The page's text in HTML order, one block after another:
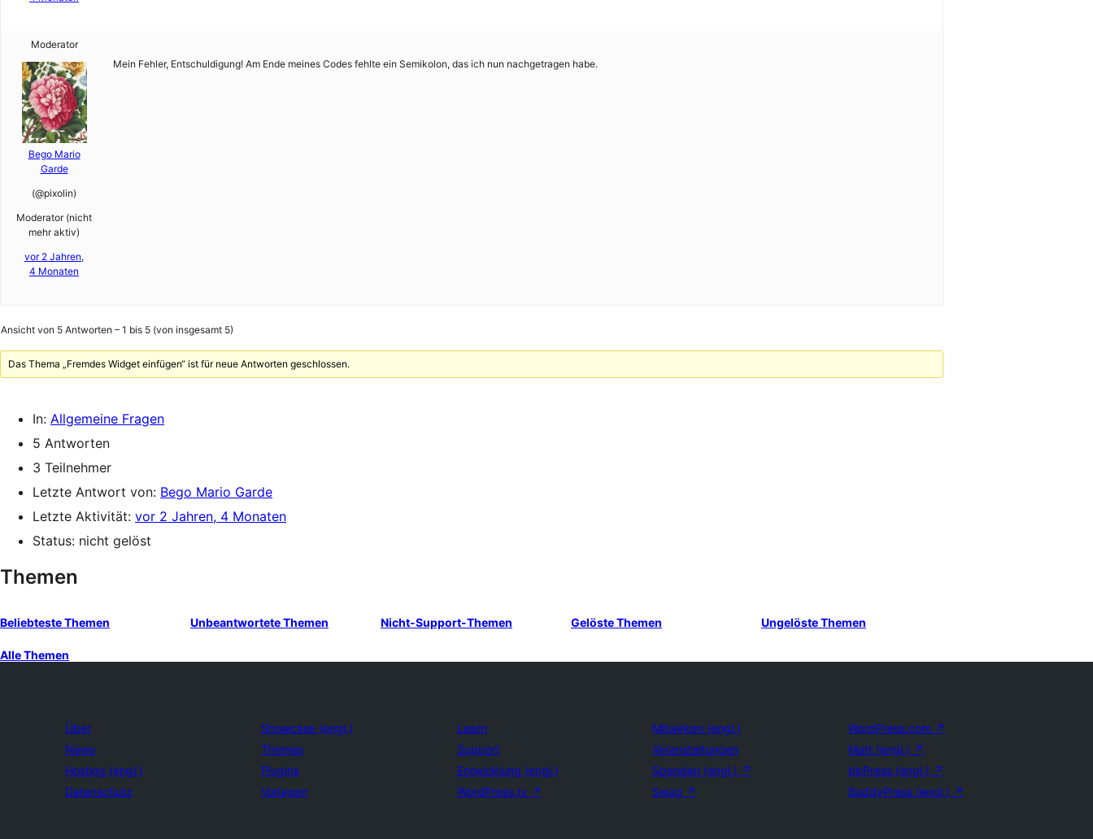
Moderator
Bego Mario
Garde
(@pixolin)
Moderator (nicht
mehr aktiv)
vor 2 Jahren,
4 Monaten
Mein Fehler, Entschuldigung! Am Ende meines Codes fehlte ein Semikolon, das ich nun nachgetragen habe.
Ansicht von 5 Antworten – 1 bis 5 (von insgesamt 5)
Das Thema „Fremdes Widget einfügen“ ist für neue Antworten geschlossen.
In: Allgemeine Fragen
5 Antworten
3 Teilnehmer
Letzte Antwort von: Bego Mario Garde
Letzte Aktivität: vor 2 Jahren, 4 Monaten
Status: nicht gelöst
Themen
Beliebteste Themen Unbeantwortete Themen Nicht-Support-Themen Gelöste Themen Ungelöste Themen
Alle Themen
Über
News
Hosting (engl.)
Datenschutz
Showcase (engl.)
Themes
Plugins
Vorlagen
Learn
Support
Entwicklung (engl.)
WordPress.tv ↗
Mitwirken (engl.)
Veranstaltungen
Spenden (engl.) ↗
Swag ↗
WordPress.com ↗
Matt (engl.) ↗
bbPress (engl.) ↗
BuddyPress (engl.) ↗